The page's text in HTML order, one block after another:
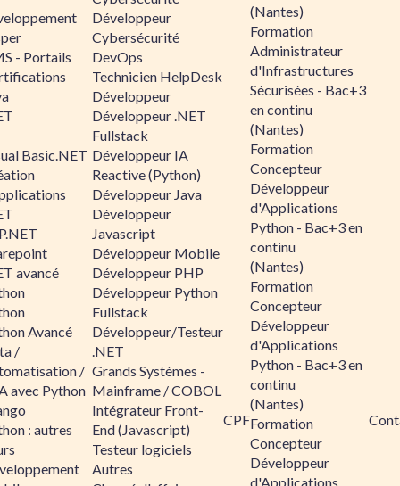
- Portails
Basic.NET
avancé
Avancé
/
/
avec Python
: autres
Développeur
Cybersécurité
DevOps
Technicien HelpDesk
Développeur
Développeur .NET
Fullstack
Développeur IA
Reactive (Python)
Développeur Java
Développeur
Javascript
Développeur Mobile
Développeur PHP
Développeur Python
Fullstack
Développeur/Testeur
.NET
Grands Systèmes -
Mainframe / COBOL
Intégrateur Front-
End (Javascript)
Testeur logiciels
Autres
CPF
(Nantes)
Formation
Administrateur
d'Infrastructures
Sécurisées - Bac+3
en continu
(Nantes)
Formation
Concepteur
Développeur
d'Applications
Python - Bac+3 en
continu
(Nantes)
Formation
Concepteur
Développeur
d'Applications
Python - Bac+3 en
continu
(Nantes)
Formation
Concepteur
Développeur
d'Applications